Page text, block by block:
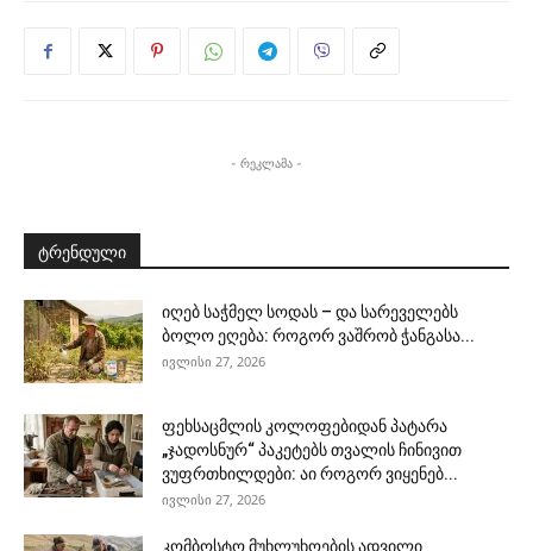
- რეკლამა -
ტრენდული
იღებ საჭმელ სოდას – და სარეველებს
ბოლო ეღება: როგორ ვაშრობ ჭანგასა...
ივლისი 27, 2026
ფეხსაცმლის კოლოფებიდან პატარა
„ჯადოსნურ“ პაკეტებს თვალის ჩინივით
ვუფრთხილდები: აი როგორ ვიყენებ...
ივლისი 27, 2026
კომბოსტო მუხლუხოების ადვილი